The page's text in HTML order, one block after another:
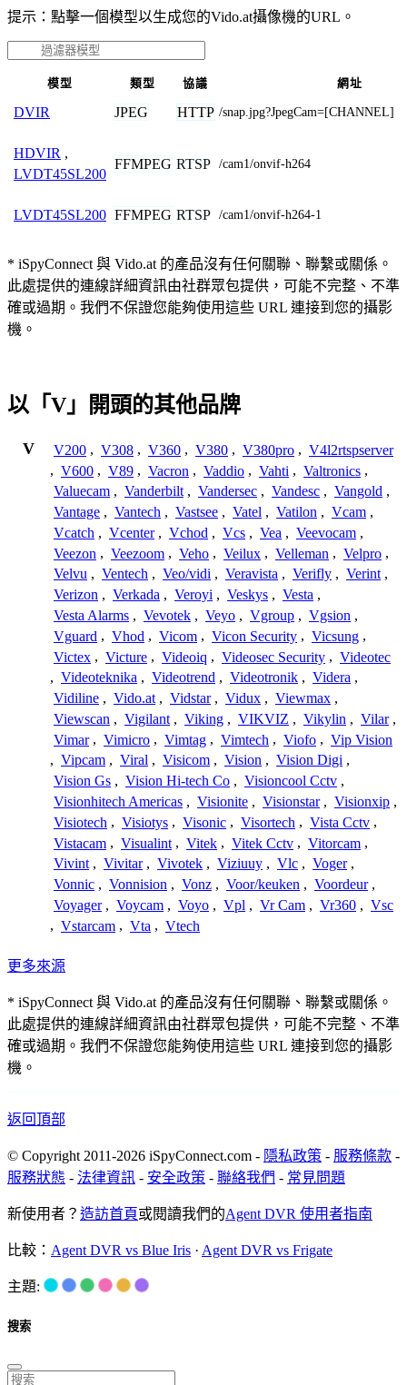
提示：點擊一個模型以生成您的Vido.at攝像機的URL。
模型 類型 協議 網址
DVIR JPEG HTTP /snap.jpg?JpegCam=[CHANNEL]
HDVIR ,
LVDT45SL200
FFMPEG RTSP /cam1/onvif-h264
LVDT45SL200 FFMPEG RTSP /cam1/onvif-h264-1
* iSpyConnect 與 Vido.at 的產品沒有任何關聯、聯繫或關係。
此處提供的連線詳細資訊由社群眾包提供，可能不完整、不準
確或過期。我們不保證您能夠使用這些 URL 連接到您的攝影
機。
以「V」開頭的其他品牌
V V200 , V308 , V360 , V380 , V380pro , V4l2rtspserver
, V600 , V89 , Vacron , Vaddio , Vahti , Valtronics ,
Valuecam , Vanderbilt , Vandersec , Vandesc , Vangold ,
Vantage , Vantech , Vastsee , Vatel , Vatilon , Vcam ,
Vcatch , Vcenter , Vchod , Vcs , Vea , Veevocam ,
Veezon , Veezoom , Veho , Veilux , Velleman , Velpro ,
Velvu , Ventech , Veo/vidi , Veravista , Verifly , Verint ,
Verizon , Verkada , Veroyi , Veskys , Vesta ,
Vesta Alarms , Vevotek , Veyo , Vgroup , Vgsion ,
Vguard , Vhod , Vicom , Vicon Security , Vicsung ,
Victex , Victure , Videoiq , Videosec Security , Videotec
, Videoteknika , Videotrend , Videotronik , Videra ,
Vidiline , Vido.at , Vidstar , Vidux , Viewmax ,
Viewscan , Vigilant , Viking , VIKVIZ , Vikylin , Vilar ,
Vimar , Vimicro , Vimtag , Vimtech , Viofo , Vip Vision
, Vipcam , Viral , Visicom , Vision , Vision Digi ,
Vision Gs , Vision Hi-tech Co , Visioncool Cctv ,
Visionhitech Americas , Visionite , Visionstar , Visionxip ,
Visiotech , Visiotys , Visonic , Visortech , Vista Cctv ,
Vistacam , Visualint , Vitek , Vitek Cctv , Vitorcam ,
Vivint , Vivitar , Vivotek , Viziuuy , Vlc , Voger ,
Vonnic , Vonnision , Vonz , Voor/keuken , Voordeur ,
Voyager , Voycam , Voyo , Vpl , Vr Cam , Vr360 , Vsc
, Vstarcam , Vta , Vtech
更多來源
* iSpyConnect 與 Vido.at 的產品沒有任何關聯、聯繫或關係。
此處提供的連線詳細資訊由社群眾包提供，可能不完整、不準
確或過期。我們不保證您能夠使用這些 URL 連接到您的攝影
機。
返回頂部
© Copyright 2011-2026 iSpyConnect.com - 隱私政策 - 服務條款 -
服務狀態 - 法律資訊 - 安全政策 - 聯絡我們 - 常見問題
新使用者？ 造訪首頁或閱讀我們的Agent DVR 使用者指南
比較： Agent DVR vs Blue Iris · Agent DVR vs Frigate
主題:
搜索